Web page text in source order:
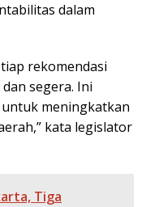
dalam
rekomendasi
segera. Ini
meningkatkan
kata legislator
Tiga